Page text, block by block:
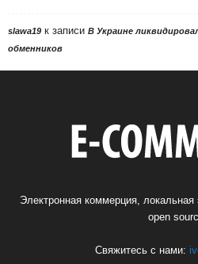
slawa19 к записи В Украине
обменников
Электронная коммерция,
open
Свяжитесь с нами: